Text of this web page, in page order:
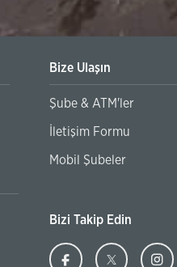
İhracat Bedeli
Bize Ulaşın
Şube & ATM'ler
İletişim Formu
Mobil Şubeler
Bizi Takip Edin
Ziraat
(Bu(Bu